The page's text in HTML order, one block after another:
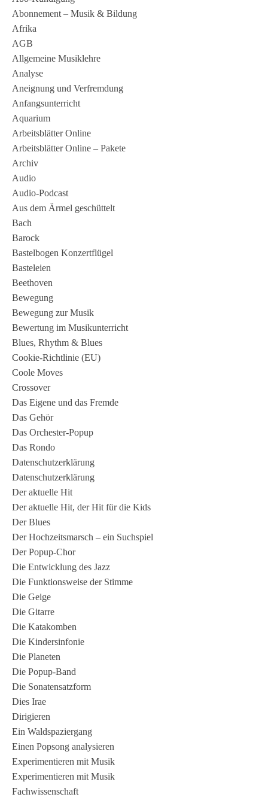
Abonnement – Musik & Bildung
Afrika
AGB
Allgemeine Musiklehre
Analyse
Aneignung und Verfremdung
Anfangsunterricht
Aquarium
Arbeitsblätter Online
Arbeitsblätter Online – Pakete
Archiv
Audio
Audio-Podcast
Aus dem Ärmel geschüttelt
Bach
Barock
Bastelbogen Konzertflügel
Basteleien
Beethoven
Bewegung
Bewegung zur Musik
Bewertung im Musikunterricht
Blues, Rhythm & Blues
Cookie-Richtlinie (EU)
Coole Moves
Crossover
Das Eigene und das Fremde
Das Gehör
Das Orchester-Popup
Das Rondo
Datenschutzerklärung
Datenschutzerklärung
Der aktuelle Hit
Der aktuelle Hit, der Hit für die Kids
Der Blues
Der Hochzeitsmarsch – ein Suchspiel
Der Popup-Chor
Die Entwicklung des Jazz
Die Funktionsweise der Stimme
Die Geige
Die Gitarre
Die Katakomben
Die Kindersinfonie
Die Planeten
Die Popup-Band
Die Sonatensatzform
Dies Irae
Dirigieren
Ein Waldspaziergang
Einen Popsong analysieren
Experimentieren mit Musik
Experimentieren mit Musik
Fachwissenschaft